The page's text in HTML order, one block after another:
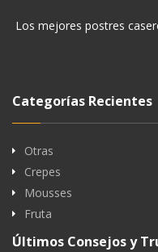
Los mejores postres
Categorías Recientes
Otras
Crepes
Mousses
Fruta
Últimos Consejos y